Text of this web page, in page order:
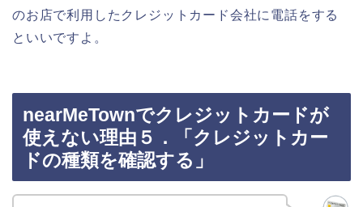
のお店で利用したクレジットカード会社に電話をする
といいですよ。
nearMeTownでクレジットカードが
使えない理由５．「クレジットカー
ドの種類を確認する」